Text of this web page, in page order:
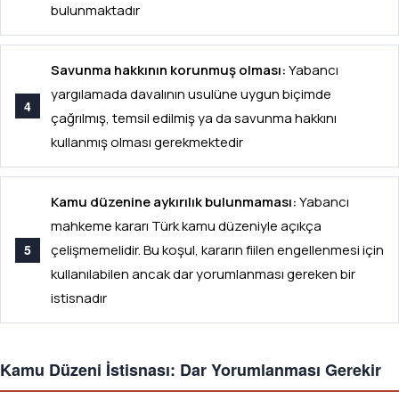
bulunmaktadır
Savunma hakkının korunmuş olması:Yabancı
yargılamada davalının usulüne uygun biçimde
çağrılmış, temsil edilmiş ya da savunma hakkını
kullanmış olması gerekmektedir
Kamu düzenine aykırılık bulunmaması:Yabancı
mahkeme kararı Türk kamu düzeniyle açıkça
çelişmemelidir. Bu koşul, kararın fiilen engellenmesi için
kullanılabilen ancak dar yorumlanması gereken bir
istisnadır
Kamu Düzeni İstisnası: Dar Yorumlanması Gerekir